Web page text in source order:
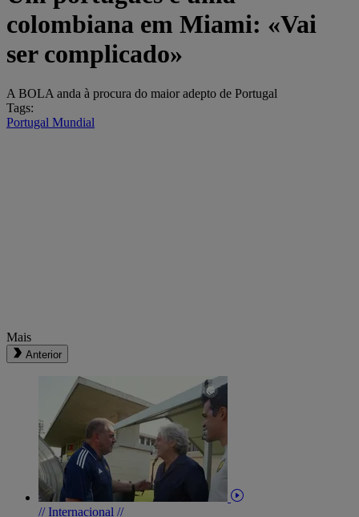
colombiana em Miami: «Vai
ser complicado»
A BOLA anda à procura do maior adepto de Portugal
Tags:
Portugal Mundial
Mais
Anterior
// Internacional //